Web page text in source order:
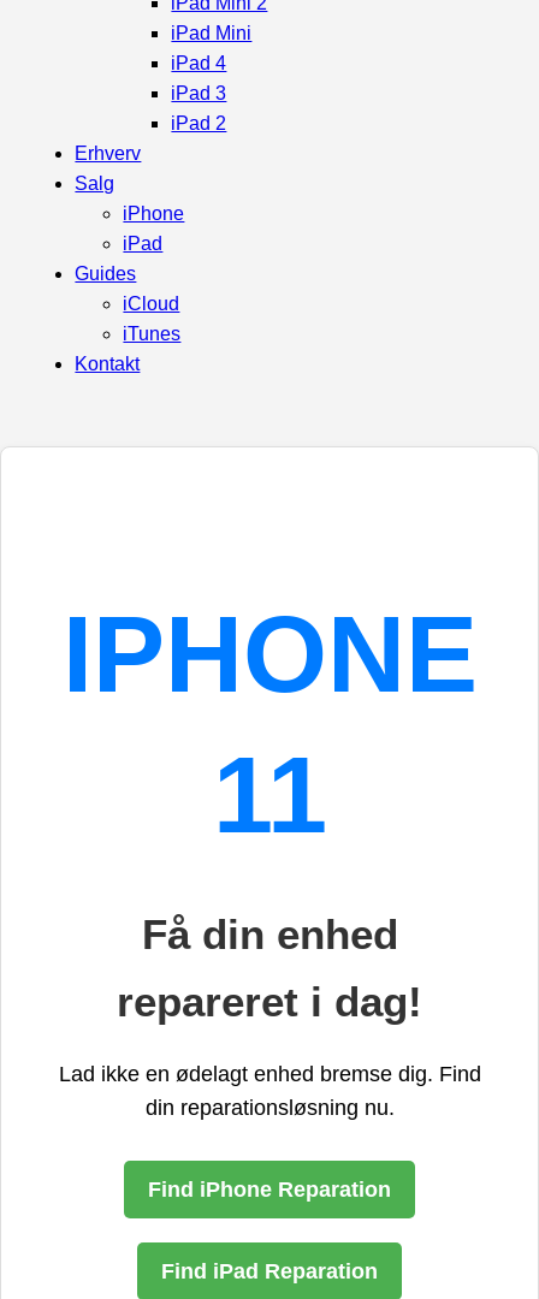
iPad Mini
iPad 4
iPad 3
iPad 2
Erhverv
Salg
iPhone
iPad
Guides
iCloud
iTunes
Kontakt
IPHONE
11
Få din enhed
repareret i dag!
Lad ikke en ødelagt enhed bremse dig. Find
din reparationsløsning nu.
Find iPhone Reparation
Find iPad Reparation